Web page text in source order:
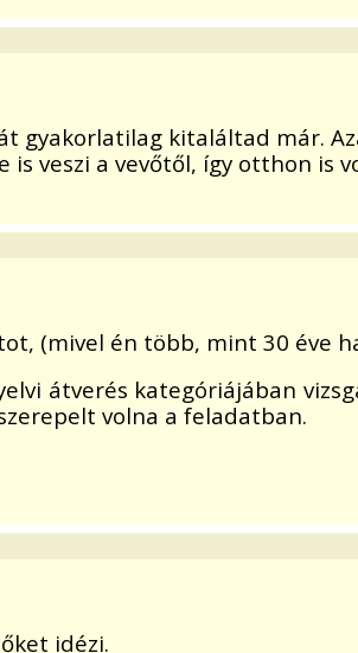
gyakorlatilag kitaláltad már.
veszi a vevőtől, így otthon is
(mivel én több, mint 30 éve
átverés kategóriájában
volna a feladatban.
idézi.